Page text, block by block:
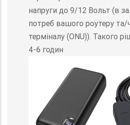
напруги до 9/12 Вольт (в
потреб вашого роутеру та/
терміналу (ONU)). Такого
4-6 годин